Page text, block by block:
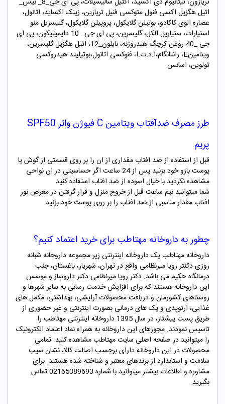
اتیل هگزیل اکسی فنول متوکسی فنیل تریازین، زینک اکساید، اتانول،
عصاره الوی کاکادو، بوتیلن گلایکول، پروپیلن گلایکول، گلیسریل منو
استیارات، ستیاریل الکل، گلیسرین، پی ای جی_ 10 دایمیتیکون، پی ای
جی _40 روغن کرچگ هیدروژنه، نایلون_12، اتیل هگزیل گلیسرین،
ویتامینE، زانتانگام،ا.د.ت.ا، فنوکسی اتانول،بوتیلیتد هیدروکسی
تولوین، اسانس.
طرز مصرف ضدآفتاب ویتامین C فیوژن واتر SPF50
پریم
قبل از استفاده از ضد افتاب مقداری از ان را بر روی قسمتی از گوش یا
پوست بازو خود بزنید پس از 24 ساعت اگر حساسیتی در ان نواحی
مشاهده نکردید با خیال اسوده از ضد افتاب استفاده کنید
شما میتوانید نیم ساعت قبل از خروج منزل و قرار گرفتن در معرض نور
افتاب مقدار مناسبی از ضد افتاب را بر روی پوست خود بزنید
چطور به داروخانه مهتاطب برای خرید اعتماد کنیم؟
داروخانه مهتاطب یک داروخانه اینترنتی زیر مجموعه داروخانه شبانه
روزی دکنتر رویا میرنظامی واقع در تهران، شهریار، باغستان، جنب
درمانگاه حکیم می باشد. دکتر رویا میرنظامی دکتر داروساز و موسس
این داروخانه هستند که برای افزایش خدمت رسانی به سایر شهرها و
روستاهای کشورمان و دریافت محصولات آرایشی، بهداشتی، مکمل های
غذایی، ارتوپدی و پک های درمانی بصورت اینترنتی و غیر حضوری از
طریق پست پیشتاز، در سال 1395 داروخانه اینترنتی مهتاطب را
تاسیس نمودند. مجوزهای این داروخانه به همراه نماد اعتماد الکترونیک
را میتوانید در صفحه اصلی سایت مهتاطب مشاهده کنید. تمامی
محصولات در این داروخانه دارای برچسب اصالت کالا، نشان سیب
سلامت و استاندارد از برندهای معتبر و شناخته شده هستند. برای
مشاوره و اطلاعات بیشتر میتوانید با شماره 02165389693 تماس
بگیرید.